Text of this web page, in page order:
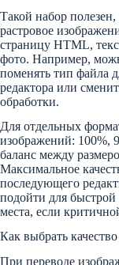
Такой набор
растровое
страницу HTML,
фото. Например,
поменять тип файла
редактора или
обработки.
Для отдельных
изображений: 100%,
баланс между
Максимальное
последующего
подойти для
места, если
Как выбрать
При переводе